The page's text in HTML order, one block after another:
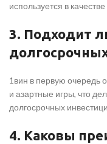
используется в
3. Подходит
1вин в первую очередь
и азартные игры, что
долгосрочных
4. Каковы